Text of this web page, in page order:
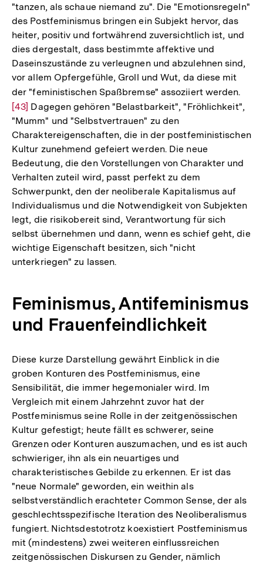
Fußnote
"tanzen, als schaue niemand zu". Die "Emotionsregeln"
des Postfeminismus bringen ein Subjekt hervor, das
heiter, positiv und fortwährend zuversichtlich ist, und
dies dergestalt, dass bestimmte affektive und
Daseinszustände zu verleugnen und abzulehnen sind,
vor allem Opfergefühle, Groll und Wut, da diese mit
der "feministischen Spaßbremse" assoziiert werden.
[43] Dagegen gehören "Belastbarkeit", "Fröhlichkeit",
"Mumm" und "Selbstvertrauen" zu den
Charaktereigenschaften, die in der postfeministischen
Kultur zunehmend gefeiert werden. Die neue
Bedeutung, die den Vorstellungen von Charakter und
Verhalten zuteil wird, passt perfekt zu dem
Schwerpunkt, den der neoliberale Kapitalismus auf
Individualismus und die Notwendigkeit von Subjekten
legt, die risikobereit sind, Verantwortung für sich
selbst übernehmen und dann, wenn es schief geht, die
wichtige Eigenschaft besitzen, sich "nicht
unterkriegen" zu lassen.
Feminismus, Antifeminismus
und Frauenfeindlichkeit
Diese kurze Darstellung gewährt Einblick in die
groben Konturen des Postfeminismus, eine
Sensibilität, die immer hegemonialer wird. Im
Vergleich mit einem Jahrzehnt zuvor hat der
Postfeminismus seine Rolle in der zeitgenössischen
Kultur gefestigt; heute fällt es schwerer, seine
Grenzen oder Konturen auszumachen, und es ist auch
schwieriger, ihn als ein neuartiges und
charakteristisches Gebilde zu erkennen. Er ist das
"neue Normale" geworden, ein weithin als
selbstverständlich erachteter Common Sense, der als
geschlechtsspezifische Iteration des Neoliberalismus
fungiert. Nichtsdestotrotz koexistiert Postfeminismus
mit (mindestens) zwei weiteren einflussreichen
zeitgenössischen Diskursen zu Gender, nämlich